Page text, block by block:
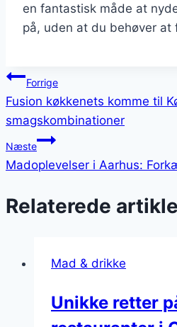
en fantastisk måde at
på, uden at du behøver at
Indlægsnavigation
Forrige
Fusion køkkenets komme til
smagskombinationer
Næste
Madoplevelser i Aarhus:
Relaterede
Mad & drikke
Unikke retter